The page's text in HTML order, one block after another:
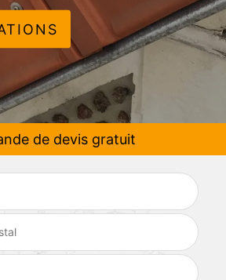
de devis gratuit